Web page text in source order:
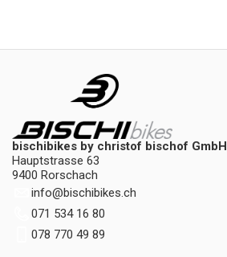
bischibikes by christof bischof GmbH
Hauptstrasse 63
9400 Rorschach
info@bischibikes.ch
071 534 16 80
078 770 49 89